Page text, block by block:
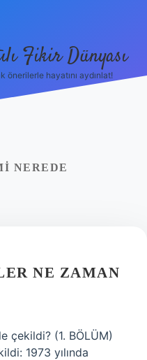
Fikir Dünyası
önerilerle hayatını aydınlat!
NEREDE
NE ZAMAN
çekildi? (1. BÖLÜM)
1973 yılında